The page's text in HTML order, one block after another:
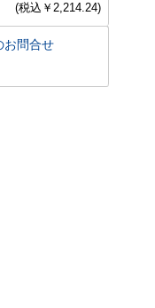
(税込￥ 2,214.24)
お問合せ